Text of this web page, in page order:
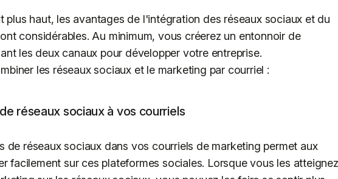
plus haut, les avantages de l'intégration des réseaux sociaux et du
considérables. Au minimum, vous créerez un entonnoir de
les deux canaux pour développer votre entreprise.
les réseaux sociaux et le marketing par courriel :
réseaux sociaux à vos courriels
de réseaux sociaux dans vos courriels de marketing permet aux
facilement sur ces plateformes sociales. Lorsque vous les atteignez